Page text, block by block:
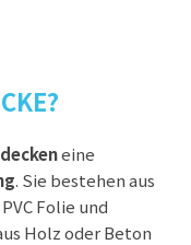
eine
. Sie bestehen aus
Folie und
Holz oder Beton